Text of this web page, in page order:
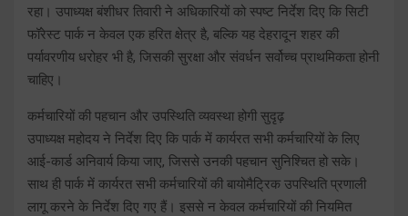
रहा। उपाध्यक्ष बंशीधर तिवारी ने अधिकारियों को स्पष्ट निर्देश दिए कि सिटी
फॉरेस्ट पार्क न केवल एक हरित क्षेत्र है, बल्कि यह देहरादून शहर की
पर्यावरणीय धरोहर भी है, जिसकी सुरक्षा और संवर्धन सर्वोच्च प्राथमिकता होनी
चाहिए।
कर्मचारियों की पहचान और उपस्थिति व्यवस्था होगी सुदृढ़
उपाध्यक्ष महोदय ने निर्देश दिए कि पार्क में कार्यरत सभी कर्मचारियों के लिए
आई-कार्ड अनिवार्य किया जाए, जिससे उनकी पहचान सुनिश्चित हो सके।
साथ ही पार्क में कार्यरत सभी कर्मचारियों की बायोमैट्रिक उपस्थिति प्रणाली
लागू करने के निर्देश दिए गए हैं। इससे न केवल कर्मचारियों की नियमित